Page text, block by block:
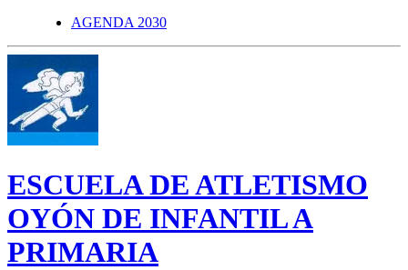
AGENDA 2030
ESCUELA DE ATLETISMO
OYÓN DE INFANTIL A
PRIMARIA